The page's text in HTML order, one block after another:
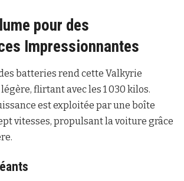
pour des
Impressionnantes
batteries rend cette Valkyrie
flirtant avec les 1 030 kilos.
est exploitée par une boîte
vitesses, propulsant la voiture grâce